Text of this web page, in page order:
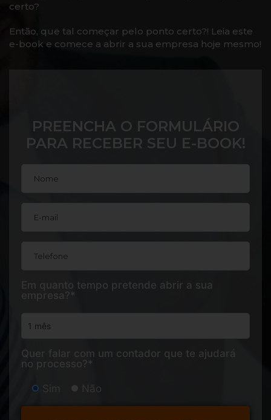
certo?
Então, que tal começar pelo ponto certo?! Leia este
e-book e comece a abrir a sua empresa hoje mesmo!
PREENCHA O FORMULÁRIO
PARA RECEBER SEU E-BOOK!
Em quanto tempo pretende abrir a sua
empresa?*
Quer falar com um contador que te ajudará
no processo?*
Sim Não